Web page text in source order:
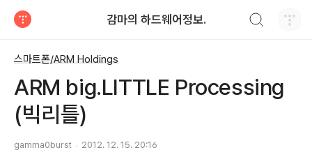
감마의 하드웨어정보.
스마트폰/ARM Holdings
ARM big.LITTLE Processing
(빅리틀)
gamma0burst 2012. 12. 15. 20:16